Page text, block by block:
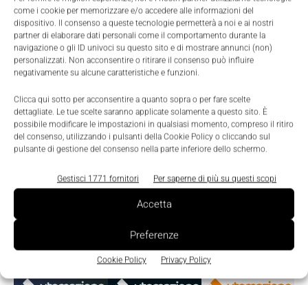
come i cookie per memorizzare e/o accedere alle informazioni del
dispositivo. Il consenso a queste tecnologie permetterà a noi e ai nostri
partner di elaborare dati personali come il comportamento durante la
navigazione o gli ID univoci su questo sito e di mostrare annunci (non)
personalizzati. Non acconsentire o ritirare il consenso può influire
negativamente su alcune caratteristiche e funzioni.
Clicca qui sotto per acconsentire a quanto sopra o per fare scelte
dettagliate. Le tue scelte saranno applicate solamente a questo sito. È
possibile modificare le impostazioni in qualsiasi momento, compreso il ritiro
del consenso, utilizzando i pulsanti della Cookie Policy o cliccando sul
pulsante di gestione del consenso nella parte inferiore dello schermo.
Gestisci 1771 fornitori Per saperne di più su questi scopi
Accetta
Preferenze
Cookie Policy Privacy Policy
Edicola